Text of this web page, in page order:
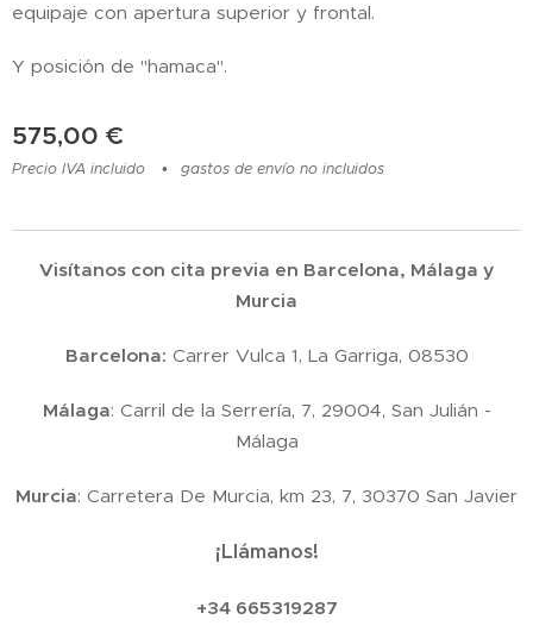
equipaje con apertura superior y frontal.
Y posición de "hamaca".
575,00 €
Precio IVA incluido gastos de envío no incluidos
Visítanos con cita previa en Barcelona, Málaga y
Murcia
Barcelona: Carrer Vulca 1, La Garriga, 08530
Málaga: Carril de la Serrería, 7, 29004, San Julián -
Málaga
Murcia: Carretera De Murcia, km 23, 7, 30370 San Javier
¡Llámanos!
+34 665319287